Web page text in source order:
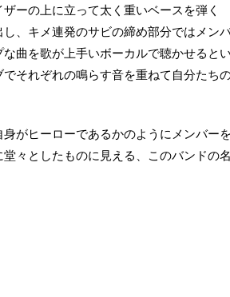
ーの上に立って太く重いベースを弾く
、キメ連発のサビの締め部分ではメン
曲を歌が上手いボーカルで聴かせるとい
それぞれの鳴らす音を重ねて自分たち
がヒーローであるかのようにメンバーを
々としたものに見える、このバンドの名